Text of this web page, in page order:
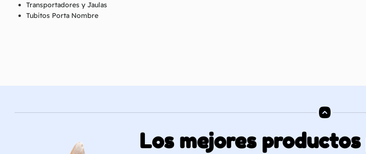
Transportadores y Jaulas
Tubitos Porta Nombre
Los mejores